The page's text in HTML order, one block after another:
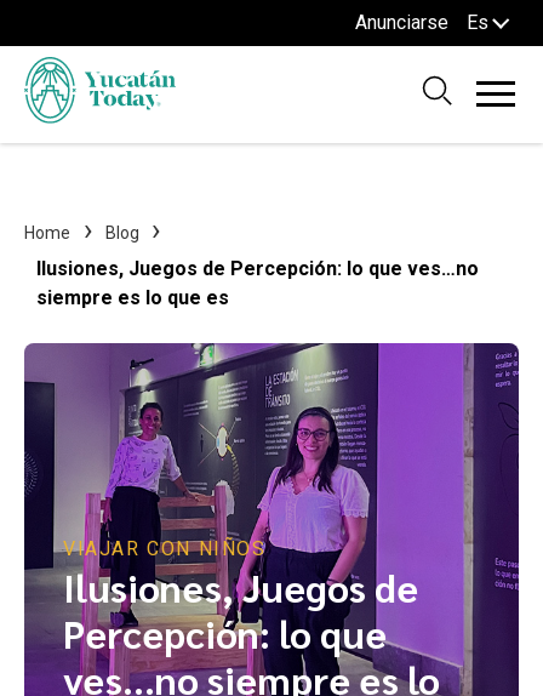
Anunciarse Es
Home Blog
Ilusiones, Juegos de Percepción: lo que ves…no
siempre es lo que es
VIAJAR CON NIÑOS
Ilusiones, Juegos de
Percepción: lo que
ves…no siempre es lo